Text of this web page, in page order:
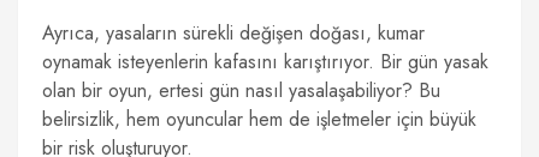
Ayrıca, yasaların sürekli değişen doğası, kumar
oynamak isteyenlerin kafasını karıştırıyor. Bir gün yasak
olan bir oyun, ertesi gün nasıl yasalaşabiliyor? Bu
belirsizlik, hem oyuncular hem de işletmeler için büyük
bir risk oluşturuyor.